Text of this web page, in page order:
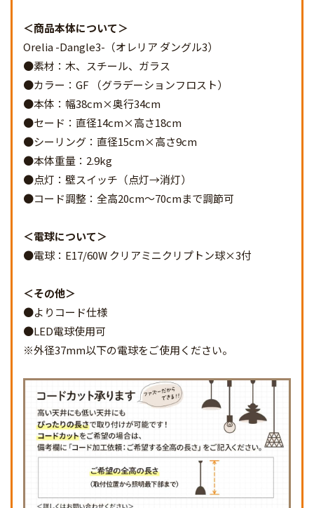
商品本体について
Orelia -Dangle3-（オレリア ダングル3）
●素材：木、スチール、ガラス
●カラー：GF （グラデーションフロスト）
●本体：幅38cm×奥行34cm
●セード：直径14cm×高さ18cm
●シーリング：直径15cm×高さ9cm
●本体重量：2.9kg
●点灯：壁スイッチ（点灯→消灯）
●コード調整：全高20cm～70cmまで調節可
電球について
●電球：E17/60W クリアミニクリプトン球×3付
その他
●よりコード仕様
●LED電球使用可
※外径37mm以下の電球をご使用ください。